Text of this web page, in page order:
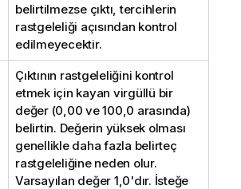
belirtilmezse çıktı, tercihlerin
rastgeleliği açısından kontrol
edilmeyecektir.
Çıktının rastgeleliğini kontrol
etmek için kayan virgüllü bir
değer (0,00 ve 100,0 arasında)
belirtin. Değerin yüksek olması
genellikle daha fazla belirteç
rastgeleliğine neden olur.
Varsayılan değer 1,0'dır. İsteğe